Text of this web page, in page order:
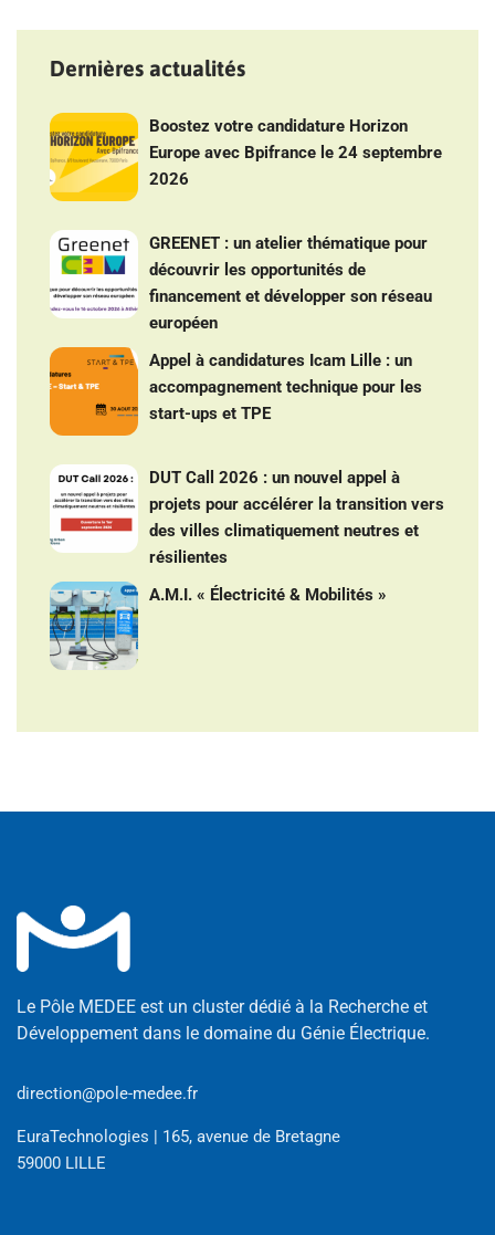
Dernières actualités
Boostez votre candidature Horizon
Europe avec Bpifrance le 24 septembre
2026
GREENET : un atelier thématique pour
découvrir les opportunités de
financement et développer son réseau
européen
Appel à candidatures Icam Lille : un
accompagnement technique pour les
start-ups et TPE
DUT Call 2026 : un nouvel appel à
projets pour accélérer la transition vers
des villes climatiquement neutres et
résilientes
A.M.I. « Électricité & Mobilités »
Le Pôle MEDEE est un cluster dédié à la Recherche et
Développement dans le domaine du Génie Électrique.
direction@pole-medee.fr
EuraTechnologies | 165, avenue de Bretagne
59000 LILLE